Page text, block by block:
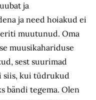
ja
ja need hoiakud ei
muutunud. Oma
muusikahariduse
sest suurimad
siis, kui tüdrukud
bändi tegema. Olen